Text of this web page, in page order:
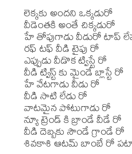
లెక్కకు అందని ఒక్కడురో
వీడెంతకి అంతే చిక్కడురో
హే తోపుగాడు వీడురో టాప్
రఫ్ టఫ్ వీడి టైపు రో
ఎప్పుడు వీడొక ట్విస్టే రో
వీడి ట్విస్ట్ కు మైండే బ్లాస్టే రో
హే వేటగాడు వీడు రో
వీడి సాటి లేడు రో
వాటమైన పోటుగాడు రో
న్యూ ట్రెండ్ కి బ్రాండే వీడే రో
వీడి దెబ్బకు సౌండే గ్రాండే రో
శివకాశి ఆటమ్ బాంబే రో